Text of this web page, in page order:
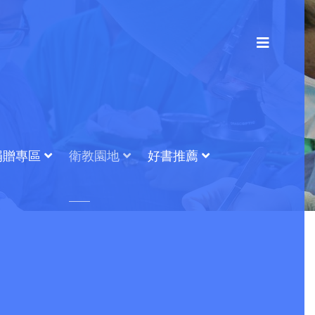
贈專區 衛教園地 好書推薦